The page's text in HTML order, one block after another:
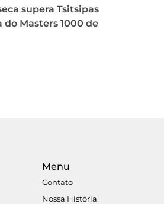
supera Tsitsipas
do Masters 1000 de
Menu
Contato
Nossa História